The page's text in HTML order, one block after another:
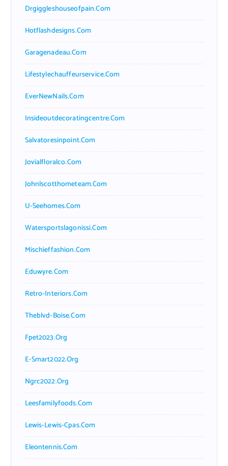
Drgiggleshouseofpain.com
Hotflashdesigns.com
Garagenadeau.com
Lifestylechauffeurservice.com
EverNewNails.com
Insideoutdecoratingcentre.com
Salvatoresinpoint.com
Jovialfloralco.com
Johnlscotthometeam.com
U-Seehomes.com
Watersportslagonissi.com
Mischieffashion.com
Eduwyre.com
Retro-Interiors.com
Theblvd-Boise.com
Fpet2023.org
E-Smart2022.org
Ngrc2022.org
Leesfamilyfoods.com
Lewis-Lewis-Cpas.com
Eleontennis.com